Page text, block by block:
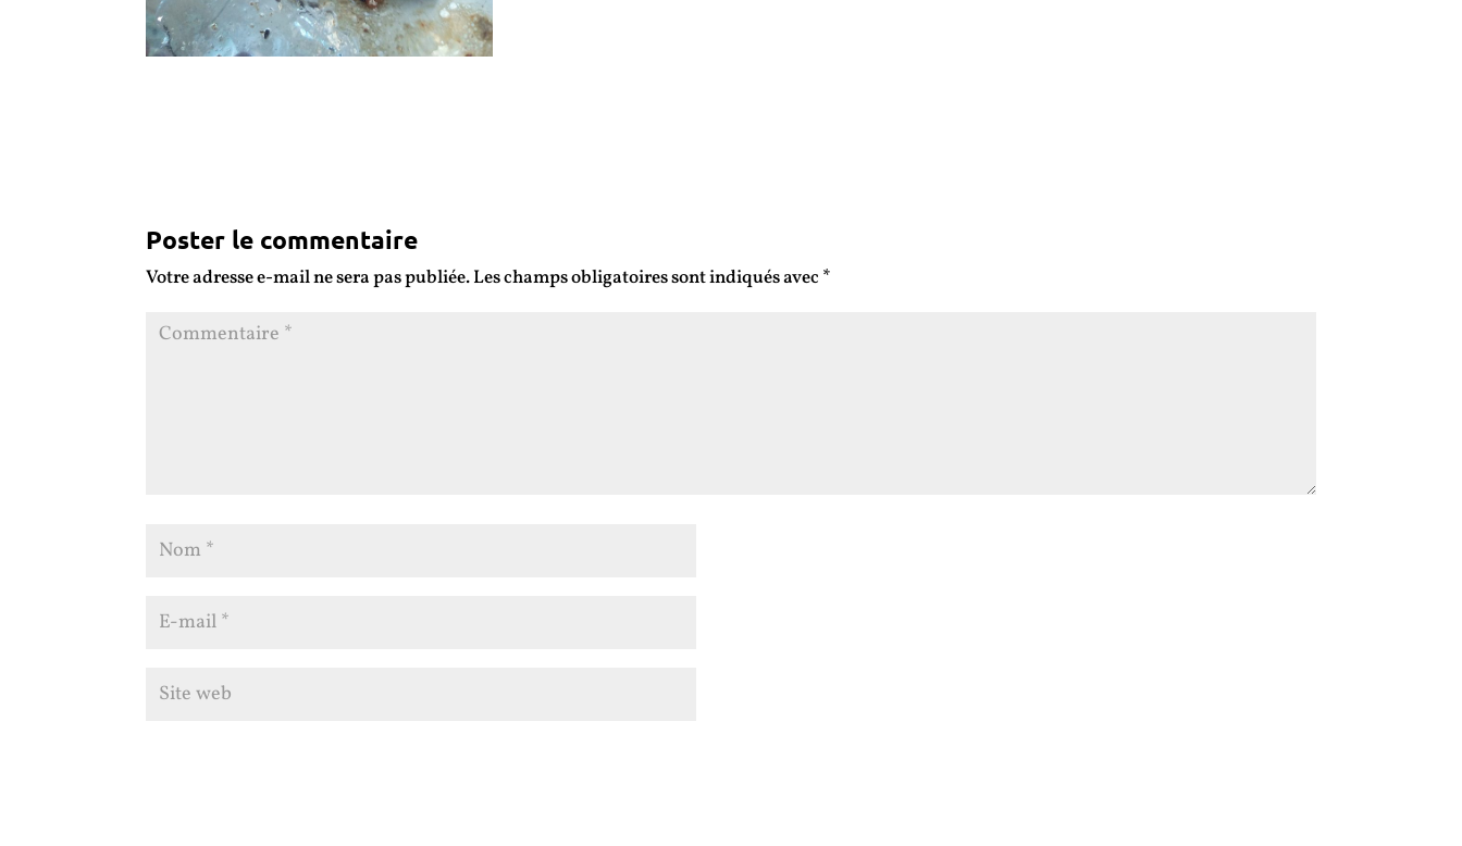
Poster le commentaire
Votre adresse e-mail ne sera pas publiée.Les champs obligatoires sont indiqués avec *